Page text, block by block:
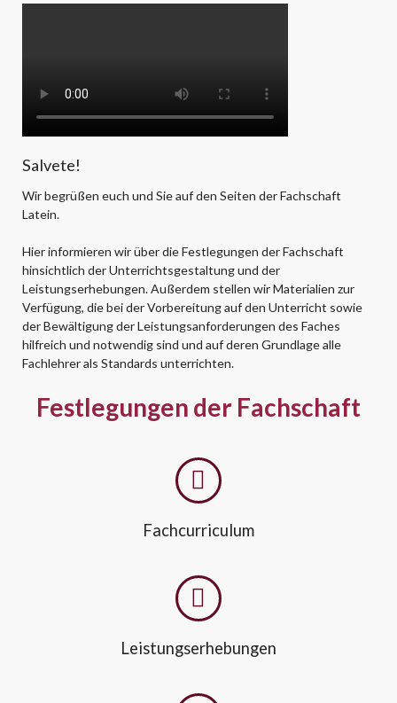
Salvete!
Wir begrüßen euch und Sie auf den Seiten der Fachschaft
Latein.
Hier informieren wir über die Festlegungen der Fachschaft
hinsichtlich der Unterrichtsgestaltung und der
Leistungserhebungen. Außerdem stellen wir Materialien zur
Verfügung, die bei der Vorbereitung auf den Unterricht sowie
der Bewältigung der Leistungsanforderungen des Faches
hilfreich und notwendig sind und auf deren Grundlage alle
Fachlehrer als Standards unterrichten.
Festlegungen der Fachschaft
Fachcurriculum
Leistungserhebungen